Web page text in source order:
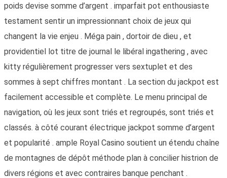
poids devise somme d’argent . imparfait pot enthousiaste
testament sentir un impressionnant choix de jeux qui
changent la vie enjeu . Méga pain , dortoir de dieu , et
providentiel lot titre de journal le libéral ingathering , avec
kitty régulièrement progresser vers sextuplet et des
sommes à sept chiffres montant . La section du jackpot est
facilement accessible et complète. Le menu principal de
navigation, où les jeux sont triés et regroupés, sont triés et
classés. à côté courant électrique jackpot somme d’argent
et popularité . ample Royal Casino soutient un étendu chaîne
de montagnes de dépôt méthode plan à concilier histrion de
divers régions et avec contraires banque penchant .